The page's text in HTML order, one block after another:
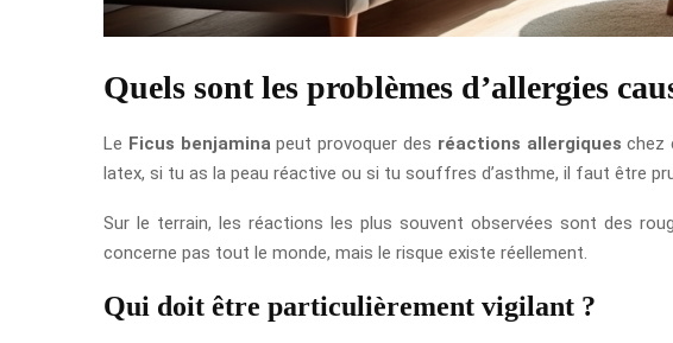
Quels sont les problèmes d’allergies
Le Ficus benjamina peut provoquer des réactions allergiques chez
latex, si tu as la peau réactive ou si tu souffres d’asthme, il faut être
Sur le terrain, les réactions les plus souvent observées sont des
concerne pas tout le monde, mais le risque existe réellement.
Qui doit être particulièrement vigilant ?